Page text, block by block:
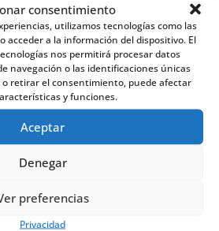
consentimiento
utilizamos tecnologías como las
acceder a la información del dispositivo. El
nos permitirá procesar datos
navegación o las identificaciones únicas
retirar el consentimiento, puede afectar
y funciones.
Aceptar
Denegar
preferencias
Privacidad
2004

Diploma Olímpico
Olímpicos de Atenas
un diploma olímpico,
su talento en la escena